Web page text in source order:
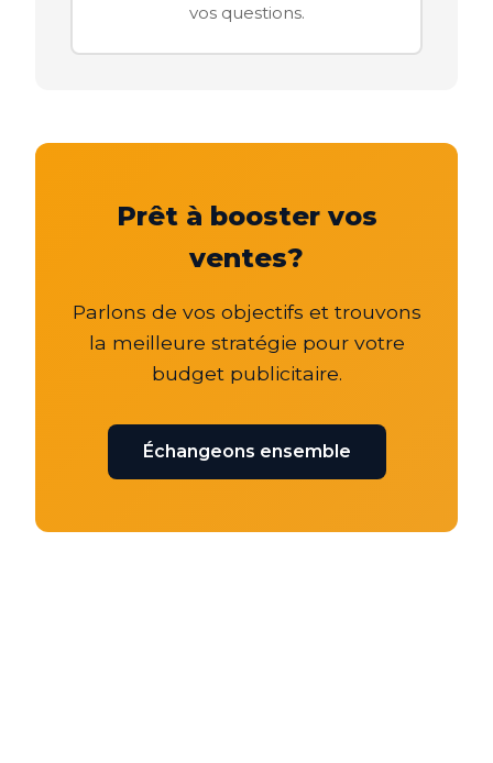
vos questions.
Prêt à booster vos
ventes?
Parlons de vos objectifs et trouvons
la meilleure stratégie pour votre
budget publicitaire.
Échangeons ensemble